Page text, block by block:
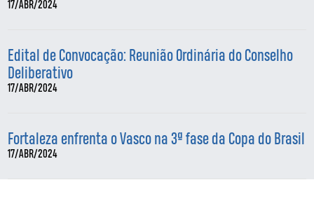
17/ABR/2024
Edital de Convocação: Reunião Ordinária do Conselho
Deliberativo
17/ABR/2024
Fortaleza enfrenta o Vasco na 3ª fase da Copa do Brasil
17/ABR/2024